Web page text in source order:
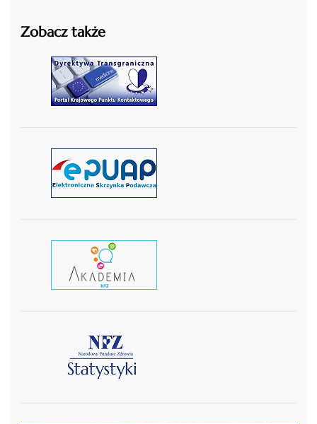
Zobacz także
czytaj więcej
czytaj więcej
czytaj więcej